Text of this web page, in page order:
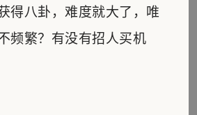
得八卦，难度就大了，唯
频繁？有没有招人买机